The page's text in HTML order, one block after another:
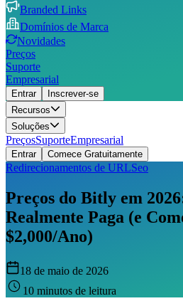
Branded Links
Domínios de Marca
Novidades
Preços
Suporte
Empresarial
Entrar
Inscrever-se
Recursos
Soluções
PreçosSuporteEmpresarial
Entrar Comece Gratuitamente
Redirecionamentos de URLSeo
Preços do Bitly em
Realmente Paga (e
$2,000/Ano)
18 de maio de 2026
10 minutos de leitura